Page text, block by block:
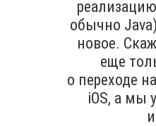
обычно
новое.
еще
о переходе
iOS, а мы